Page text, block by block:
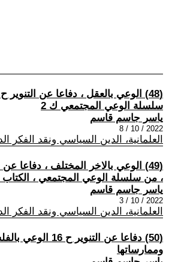
سلسلة الوعي المجتمعي ك 2
ياسر جاسم قاسم
2022 / 10 / 8
العلمانية، الدين السياسي ونقد الفكر
، من سلسلة الوعي المجتمعي ، الكتاب
ياسر جاسم قاسم
2022 / 10 / 3
العلمانية، الدين السياسي ونقد الفكر
(50) دفاعا عن التنوير ح 16
وممارساتها